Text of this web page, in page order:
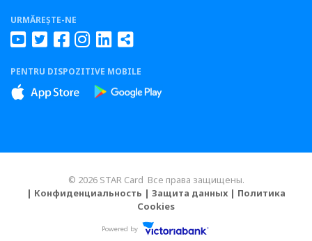
URMĂREȘTE-NE
PENTRU DISPOZITIVE MOBILE
© 2026 STAR Card Все права защищены.
| Конфиденциальность | Защита данных | Политика
Cookies
Powered by